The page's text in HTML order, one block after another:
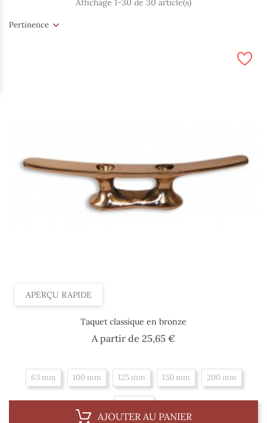
Pertinence
Affichage 1-30 de 30 article(s)
APERÇU RAPIDE
Taquet classique en bronze
A partir de 25,65 €Prix
63 mm 100 mm 125 mm 150 mm 200 mm
AJOUTER AU PANIER